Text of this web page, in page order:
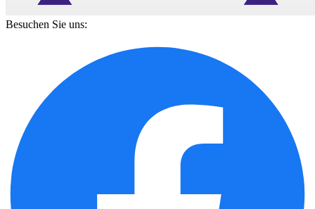
Besuchen Sie uns: